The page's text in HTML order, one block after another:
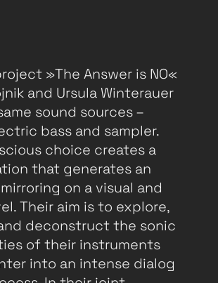
»The Answer is NO«
and Ursula Winterauer
sound sources –
bass and sampler.
choice creates a
that generates an
on a visual and
Their aim is to explore,
deconstruct the sonic
of their instruments
into an intense dialog